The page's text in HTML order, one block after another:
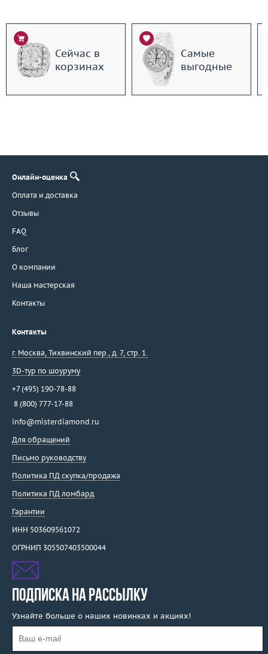
Сейчас в
корзинах
Самые
выгодные
Онлайн-оценка
Оплата и доставка
Отзывы
FAQ
Блог
О компании
Наша мастерская
Контакты
Контакты
г. Москва Тихвинский пер., д. 7, стр. 1.
3D-тур по шоуруму
+7 (495) 190-78-88
8 (800) 777-17-88
info@misterdiamond.ru
Для обращений
Письмо руководству
Политика ПД скупка/продажа
Политика ПД ломбард
Гарантии
ИНН 503609561072
ОГРНИП 305507403500044
ПОДПИСКА НА РАССЫЛКУ
Узнайте больше о наших новинках и акциях!